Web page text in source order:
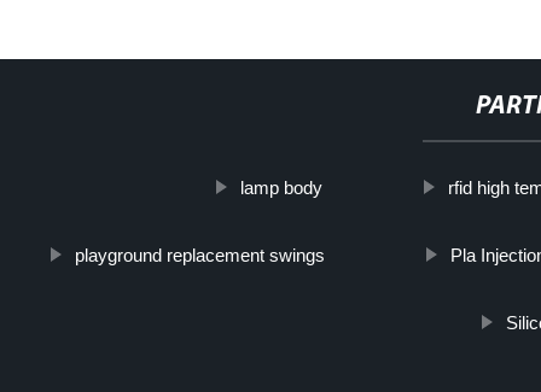
lamp body rfid high
playground replacement swings Pla